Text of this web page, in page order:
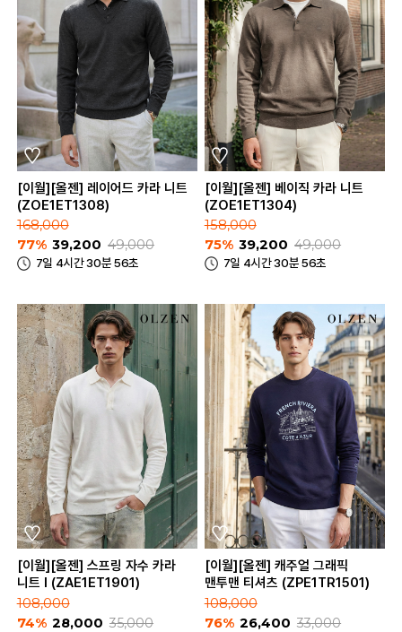
[이월][올젠] 레이어드 카라 니트
(ZOE1ET1308)
168,000
77% 39,200 49,000
7일 4시간 30분 56초
[이월][올젠] 베이직 카라 니트
(ZOE1ET1304)
158,000
75% 39,200 49,000
7일 4시간 30분 56초
[이월][올젠] 스프링 자수 카라
니트 I (ZAE1ET1901)
108,000
74% 28,000 35,000
[이월][올젠] 캐주얼 그래픽
맨투맨 티셔츠 (ZPE1TR1501)
108,000
76% 26,400 33,000